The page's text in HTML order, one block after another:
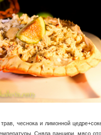
чеснока и лимонной
Сняла панцири, мясо